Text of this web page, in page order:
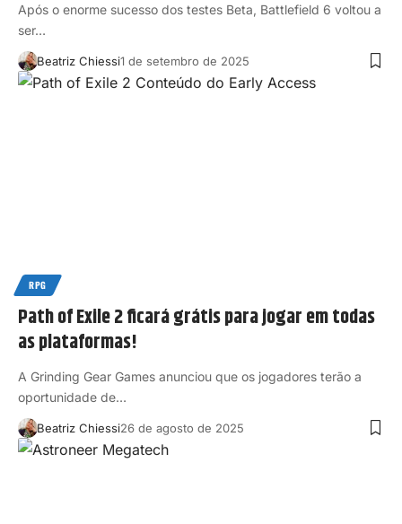
Após o enorme sucesso dos testes Beta, Battlefield 6 voltou a
ser…
Beatriz Chiessi1 de setembro de 2025
RPG
Path of Exile 2 ficará grátis para jogar em todas
as plataformas!
A Grinding Gear Games anunciou que os jogadores terão a
oportunidade de…
Beatriz Chiessi26 de agosto de 2025